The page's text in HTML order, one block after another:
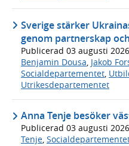
Sverige stärker
genom partnerskap
Publicerad 03 augusti 2026
Benjamin Dousa Jakob
Socialdepartementet
Utrikesdepartementet
Anna Tenje besöker
Publicerad 03 augusti 2026
Tenje,